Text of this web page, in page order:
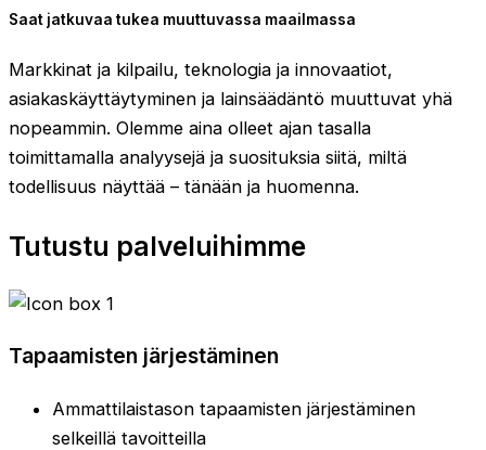
Saat jatkuvaa tukea muuttuvassa maailmassa
Markkinat ja kilpailu, teknologia ja innovaatiot,
asiakaskäyttäytyminen ja lainsäädäntö muuttuvat yhä
nopeammin. Olemme aina olleet ajan tasalla
toimittamalla analyysejä ja suosituksia siitä, miltä
todellisuus näyttää – tänään ja huomenna.
Tutustu palveluihimme
Tapaamisten järjestäminen
Ammattilaistason tapaamisten järjestäminen
selkeillä tavoitteilla